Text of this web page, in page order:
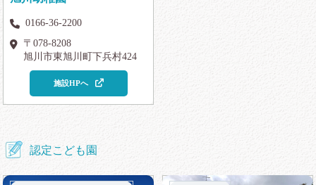
0166-36-2200
〒078-8208
旭川市東旭川町下兵村424
施設HPへ
認定こども園